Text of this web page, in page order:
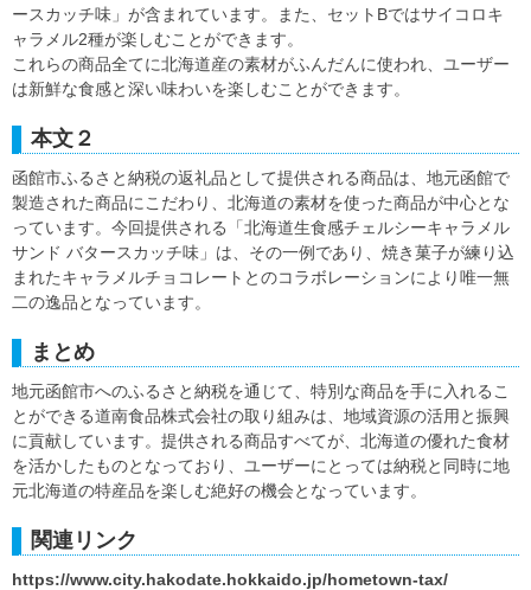
ースカッチ味」が含まれています。また、セットBではサイコロキ
ャラメル2種が楽しむことができます。
これらの商品全てに北海道産の素材がふんだんに使われ、ユーザー
は新鮮な食感と深い味わいを楽しむことができます。
本文２
函館市ふるさと納税の返礼品として提供される商品は、地元函館で
製造された商品にこだわり、北海道の素材を使った商品が中心とな
っています。今回提供される「北海道生食感チェルシーキャラメル
サンド バタースカッチ味」は、その一例であり、焼き菓子が練り込
まれたキャラメルチョコレートとのコラボレーションにより唯一無
二の逸品となっています。
まとめ
地元函館市へのふるさと納税を通じて、特別な商品を手に入れるこ
とができる道南食品株式会社の取り組みは、地域資源の活用と振興
に貢献しています。提供される商品すべてが、北海道の優れた食材
を活かしたものとなっており、ユーザーにとっては納税と同時に地
元北海道の特産品を楽しむ絶好の機会となっています。
関連リンク
https://www.city.hakodate.hokkaido.jp/hometown-tax/